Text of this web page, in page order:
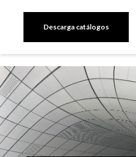
Descarga catálogos